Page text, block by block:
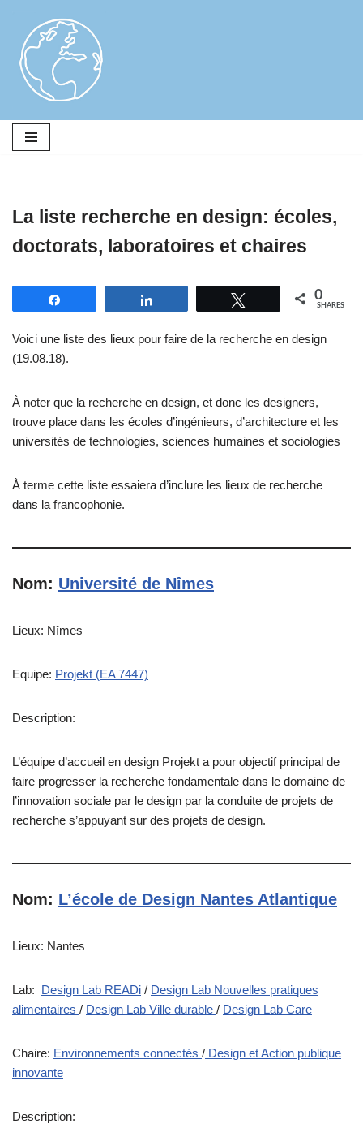
Skip
to
content
La liste recherche en design: écoles,
doctorats, laboratoires et chaires
0
SHARES
Voici une liste des lieux pour faire de la recherche en design
(19.08.18).
À noter que la recherche en design, et donc les designers,
trouve place dans les écoles d’ingénieurs, d’architecture et les
universités de technologies, sciences humaines et sociologies
À terme cette liste essaiera d’inclure les lieux de recherche
dans la francophonie.
Nom: Université de Nîmes
Lieux: Nîmes
Equipe: Projekt (EA 7447)
Description:
L’équipe d’accueil en design Projekt a pour objectif principal de
faire progresser la recherche fondamentale dans le domaine de
l’innovation sociale par le design par la conduite de projets de
recherche s’appuyant sur des projets de design.
Nom: L’école de Design Nantes Atlantique
Lieux: Nantes
Lab: Design Lab READi / Design Lab Nouvelles pratiques
alimentaires / Design Lab Ville durable / Design Lab Care
Chaire: Environnements connectés / Design et Action publique
innovante
Description: